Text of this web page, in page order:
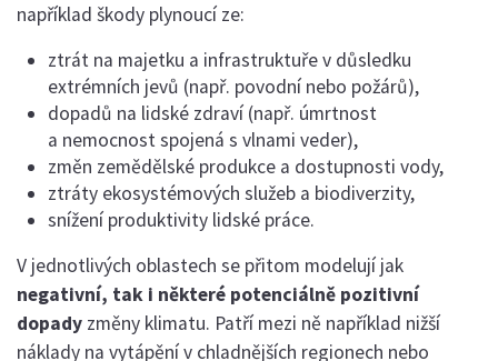
například škody plynoucí ze:
ztrát na majetku a infrastruktuře v důsledku
extrémních jevů (např. povodní nebo požárů),
dopadů na lidské zdraví (např. úmrtnost
a nemocnost spojená s vlnami veder),
změn zemědělské produkce a dostupnosti vody,
ztráty ekosystémových služeb a biodiverzity,
snížení produktivity lidské práce.
V jednotlivých oblastech se přitom modelují jak
negativní, tak i některé potenciálně pozitivní
dopady změny klimatu. Patří mezi ně například nižší
náklady na vytápění v chladnějších regionech nebo